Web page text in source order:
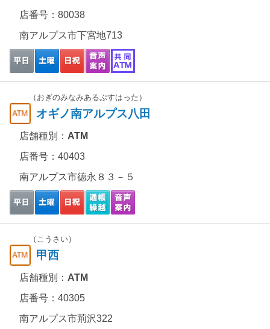
店番号：80038
南アルプス市下宮地713
（おぎのみなみあるぷすはった）
オギノ南アルプス八田
店舗種別： ATM
店番号：40403
南アルプス市徳永８３－５
（こうさい）
甲西
店舗種別： ATM
店番号：40305
南アルプス市荊沢322